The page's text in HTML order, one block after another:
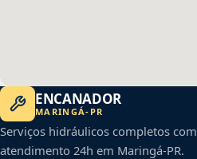
ENCANADOR
MARINGÁ- PR
Serviços hidráulicos completos com
atendimento 24h em Maringá-PR.